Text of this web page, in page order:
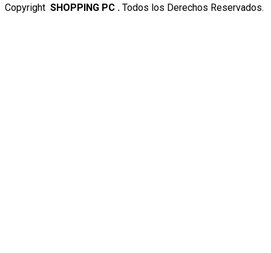
Copyright SHOPPING PC . Todos los Derechos Reservados.